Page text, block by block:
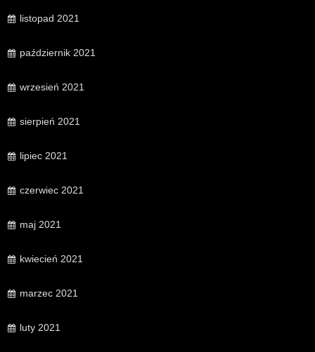
listopad 2021
październik 2021
wrzesień 2021
sierpień 2021
lipiec 2021
czerwiec 2021
maj 2021
kwiecień 2021
marzec 2021
luty 2021